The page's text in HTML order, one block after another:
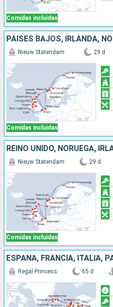
Comidas incluidas
Comidas incluidas
Nieuw Statendam 29 d
Comidas incluidas
Nieuw Statendam 29 d
Regal Princess 65 d